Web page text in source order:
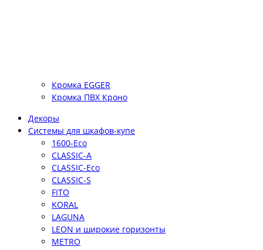
Кромка EGGER
Кромка ПВХ Кроно
Декоры
Системы для шкафов-купе
1600-Eco
CLASSIC-A
CLASSIC-Eco
CLASSIC-S
FITO
KORAL
LAGUNA
LEON и широкие горизонты
METRO